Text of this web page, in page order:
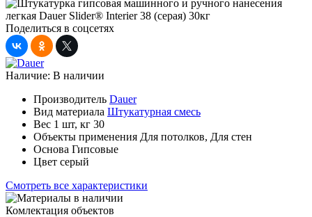
Поделиться в соцсетях
Наличие: В наличии
Производитель Dauer
Вид материала Штукатурная смесь
Вес 1 шт, кг 30
Объекты применения Для потолков, Для стен
Основа Гипсовые
Цвет серый
Смотреть все характеристики
Комлектация объектов